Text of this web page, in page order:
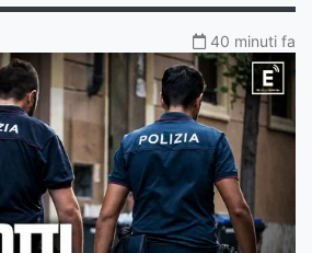
40 minuti fa